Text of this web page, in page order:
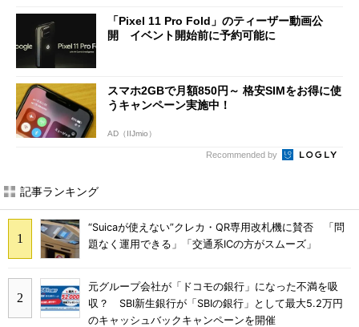
「Pixel 11 Pro Fold」のティーザー動画公
開 イベント開始前に予約可能に
スマホ2GBで月額850円～ 格安SIMをお得に使
うキャンペーン実施中！
AD（IIJmio）
Recommended by
記事ランキング
“Suicaが使えない”クレカ・QR専用改札機に賛否 「問
題なく運用できる」「交通系ICの方がスムーズ」
元グループ会社が「ドコモの銀行」になった不満を吸
収？ SBI新生銀行が「SBIの銀行」として最大5.2万円
のキャッシュバックキャンペーンを開催